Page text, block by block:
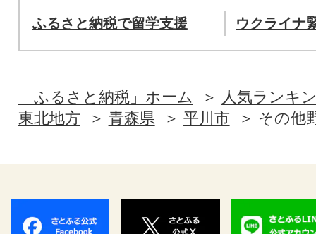
ふるさと納税で留学支援 ウクライナ
「ふるさと納税」ホーム
人気ランキ
東北地方
青森県 平川市 その他